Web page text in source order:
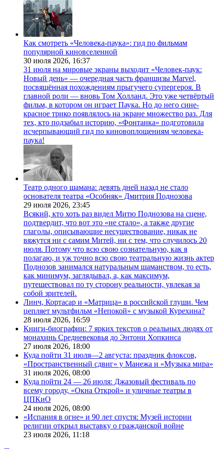
Как смотреть «Человека-паука»: гид по фильмам
популярной киновселенной
30 июля 2026, 16:37
31 июля на мировые экраны выходит «Человек-паук:
Новый день» — очередная часть франшизы Marvel,
посвящённая похождениям прыгучего супергероя. В
главной роли — вновь Том Холланд. Это уже четвёртый
фильм, в котором он играет Паука. Но до него сине-
красное трико появлялось на экране множество раз. Для
тех, кто подзабыл историю, «Фонтанка» подготовила
исчерпывающий гид по киновоплощениям человека-
паука!
Театр одного шамана: девять дней назад не стало
основателя театра «Особняк» Дмитрия Поднозова
29 июля 2026, 23:45
Всякий, кто хоть раз видел Митю Поднозова на сцене,
подтвердит, что вот это «не стало», а также другие
глаголы, описывающие несуществование, никак не
вяжутся ни с самим Митей, ни с тем, что случилось 20
июля. Потому что всю свою сознательную, как я
полагаю, и уж точно всю свою театральную жизнь актер
Поднозов занимался натуральным шаманством, то есть,
как минимум, заглядывал, а, как максимум,
путешествовал по ту сторону реальности, увлекая за
собой зрителей.
Линч, Кортасар и «Матрица» в российской глуши. Чем
цепляет мультфильм «Непокой» с музыкой Курехина?
28 июля 2026, 16:59
Книги-биографии: 7 ярких текстов о реальных людях от
монахинь Средневековья до Энтони Хопкинса
27 июля 2026, 18:00
Куда пойти 31 июля—2 августа: праздник флоксов,
«Пространственный сдвиг» у Манежа и «Музыка мира»
31 июля 2026, 08:00
Куда пойти 24 — 26 июля: Джазовый фестиваль по
всему городу, «Окна Открой» и уличные театры в
ЦПКиО
24 июля 2026, 08:00
«Испания в огне» и 90 лет спустя: Музей истории
религии открыл выставку о гражданской войне
23 июля 2026, 11:18